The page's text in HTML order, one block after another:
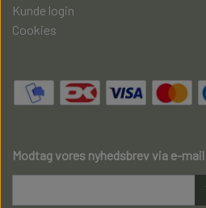
Kunde login
Cookies
Modtag vores nyhedsbrev via e-mail